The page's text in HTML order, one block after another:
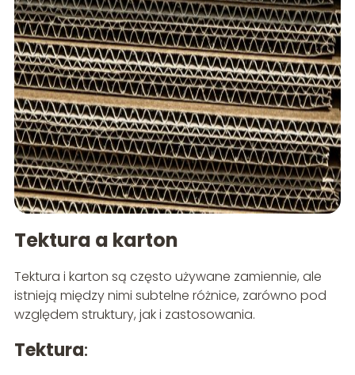
Tektura a karton
Tektura i karton są często używane zamiennie, ale
istnieją między nimi subtelne różnice, zarówno pod
względem struktury, jak i zastosowania.
Tektura: